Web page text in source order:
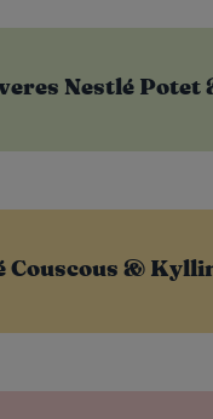
Nestlé
Couscous &